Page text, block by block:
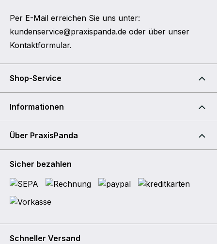
Per E-Mail erreichen Sie uns unter:
kundenservice@praxispanda.de oder über unser
Kontaktformular.
Shop-Service
Informationen
Über PraxisPanda
Sicher bezahlen
Schneller Versand